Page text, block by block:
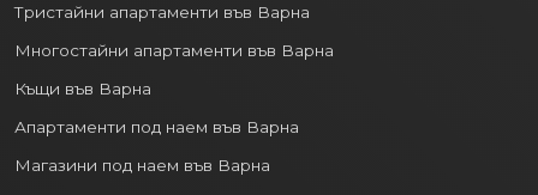
Тристайни апартаменти във Варна
Многостайни апартаменти във Варна
Къщи във Варна
Апартаменти под наем във Варна
Магазини под наем във Варна